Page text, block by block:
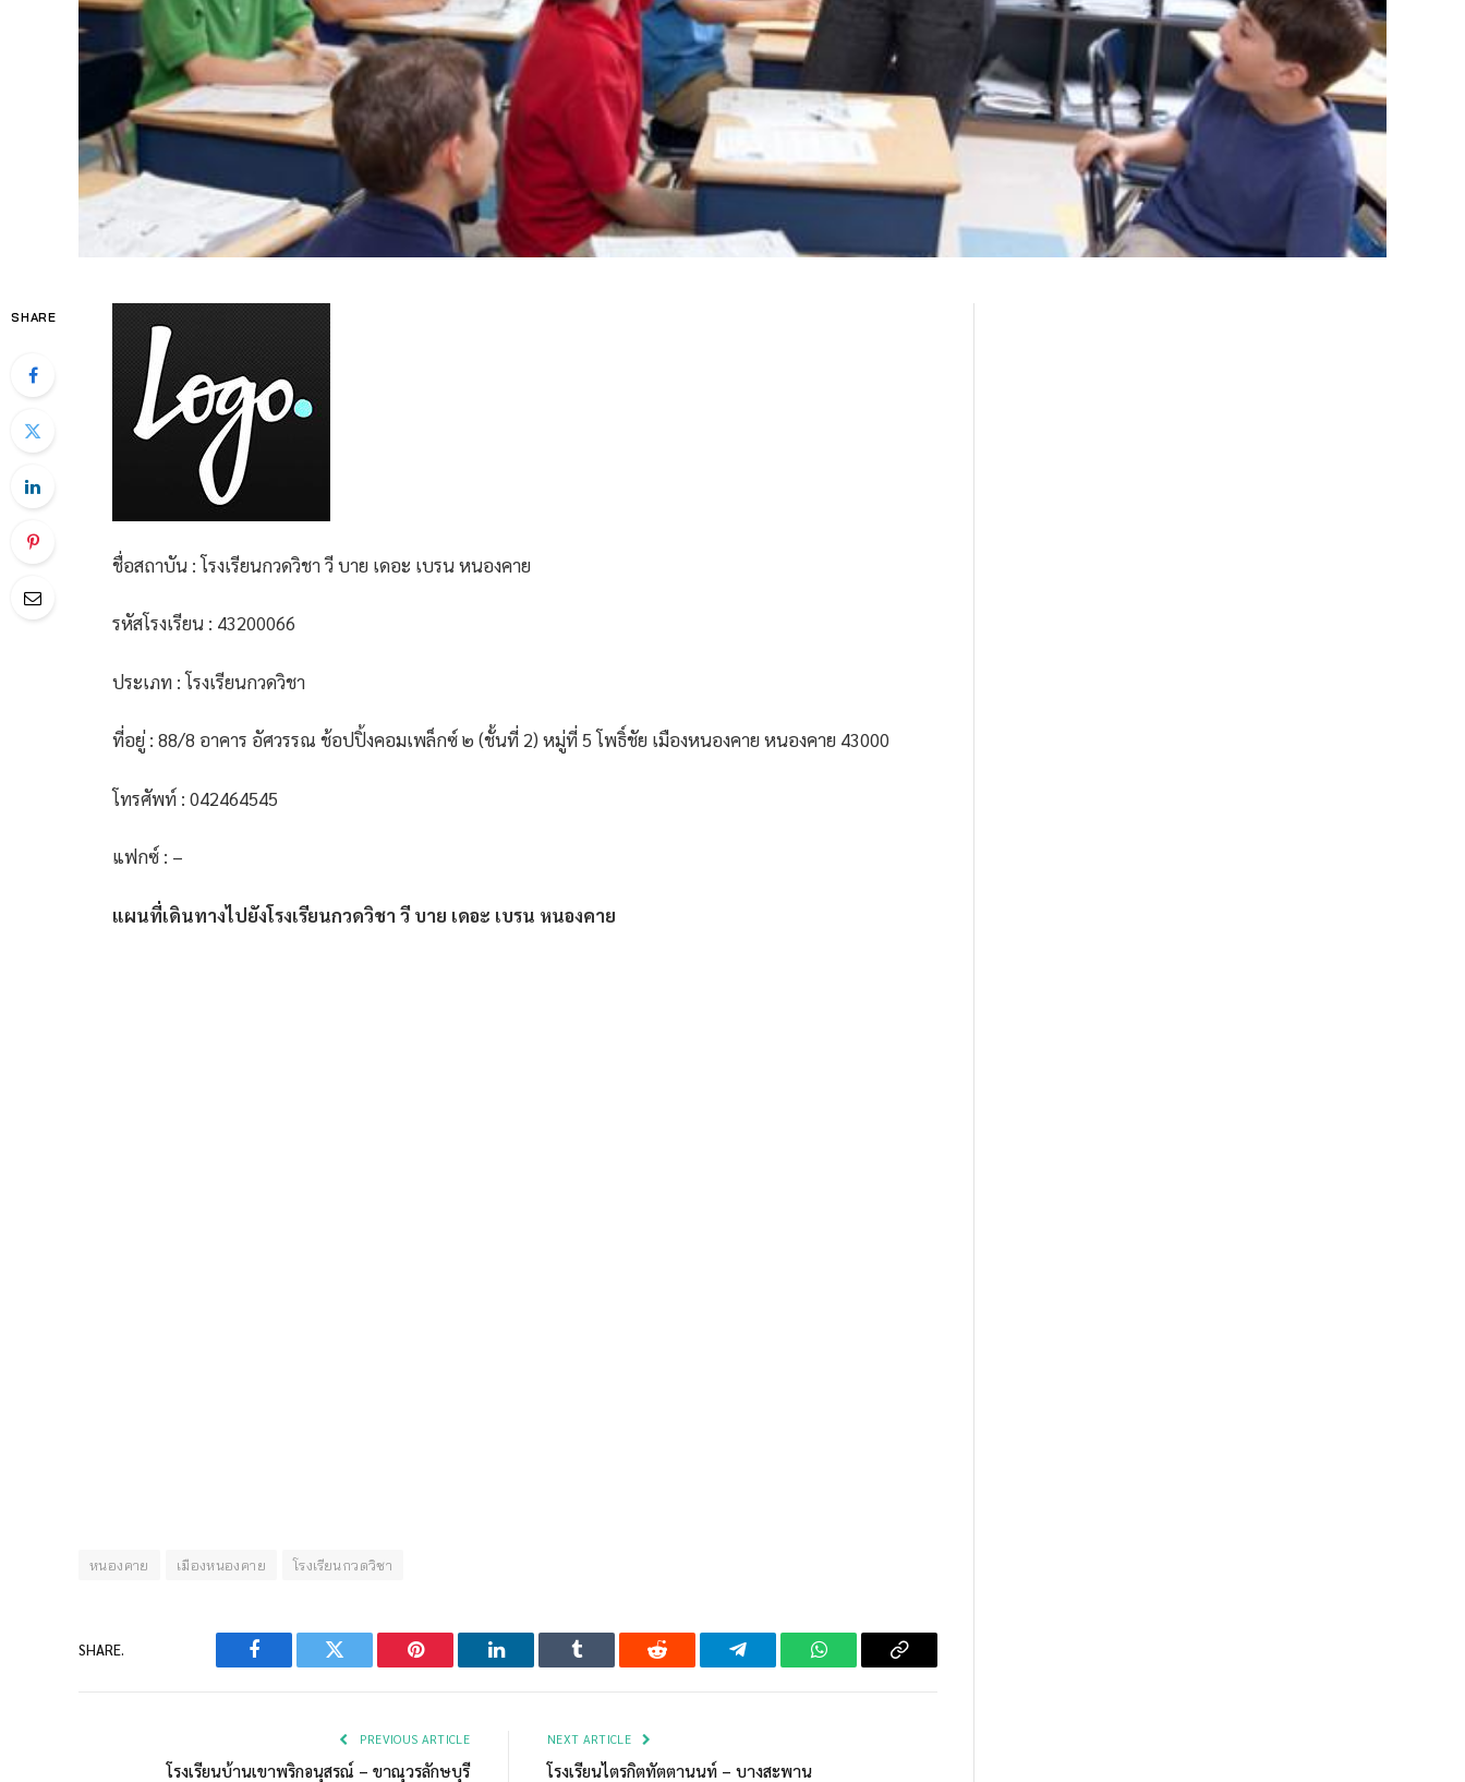
SHARE
ชื่อสถาบัน : โรงเรียนกวดวิชา วี บาย เดอะ เบรน หนองคาย
รหัสโรงเรียน : 43200066
ประเภท : โรงเรียนกวดวิชา
ที่อยู่ : 88/8 อาคาร อัศวรรณ ช้อปปิ้งคอมเพล็กซ์ ๒ (ชั้นที่ 2) หมู่ที่ 5 โพธิ์ชัย เมืองหนองคาย หนองคาย 43000
โทรศัพท์ : 042464545
แฟกซ์ : –
แผนที่เดินทางไปยังโรงเรียนกวดวิชา วี บาย เดอะ เบรน หนองคาย
หนองคาย เมืองหนองคาย โรงเรียนกวดวิชา
SHARE.
Facebook Twitter Pinterest LinkedIn Tumblr Reddit Telegram WhatsAppCopy
PREVIOUS ARTICLE
โรงเรียนบ้านเขาพริกอนุสรณ์ – ขาณุวรลักษบุรี
NEXT ARTICLE
โรงเรียนไตรกิตทัตตานนท์ – บางสะพาน